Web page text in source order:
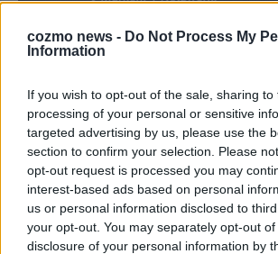
cozmo news - Do Not Process My
Information
If you wish to opt-out of the sale, sharing
processing of your personal or sensitive
targeted advertising by us, please use the
section to confirm your selection. Please
opt-out request is processed you may
interest-based ads based on personal
us or personal information disclosed to
your opt-out. You may separately opt-out
disclosure of your personal information by
ANZEIGE